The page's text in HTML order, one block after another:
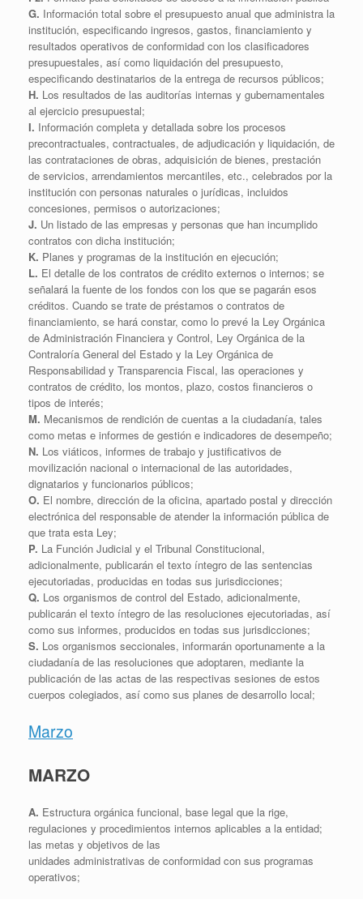
G. Información total sobre el presupuesto anual que administra la
institución, especificando ingresos, gastos, financiamiento y
resultados operativos de conformidad con los clasificadores
presupuestales, así como liquidación del presupuesto,
especificando destinatarios de la entrega de recursos públicos;
H. Los resultados de las auditorías internas y gubernamentales
al ejercicio presupuestal;
I. Información completa y detallada sobre los procesos
precontractuales, contractuales, de adjudicación y liquidación, de
las contrataciones de obras, adquisición de bienes, prestación
de servicios, arrendamientos mercantiles, etc., celebrados por la
institución con personas naturales o jurídicas, incluidos
concesiones, permisos o autorizaciones;
J. Un listado de las empresas y personas que han incumplido
contratos con dicha institución;
K. Planes y programas de la institución en ejecución;
L. El detalle de los contratos de crédito externos o internos; se
señalará la fuente de los fondos con los que se pagarán esos
créditos. Cuando se trate de préstamos o contratos de
financiamiento, se hará constar, como lo prevé la Ley Orgánica
de Administración Financiera y Control, Ley Orgánica de la
Contraloría General del Estado y la Ley Orgánica de
Responsabilidad y Transparencia Fiscal, las operaciones y
contratos de crédito, los montos, plazo, costos financieros o
tipos de interés;
M. Mecanismos de rendición de cuentas a la ciudadanía, tales
como metas e informes de gestión e indicadores de desempeño;
N. Los viáticos, informes de trabajo y justificativos de
movilización nacional o internacional de las autoridades,
dignatarios y funcionarios públicos;
O. El nombre, dirección de la oficina, apartado postal y dirección
electrónica del responsable de atender la información pública de
que trata esta Ley;
P. La Función Judicial y el Tribunal Constitucional,
adicionalmente, publicarán el texto íntegro de las sentencias
ejecutoriadas, producidas en todas sus jurisdicciones;
Q. Los organismos de control del Estado, adicionalmente,
publicarán el texto íntegro de las resoluciones ejecutoriadas, así
como sus informes, producidos en todas sus jurisdicciones;
S. Los organismos seccionales, informarán oportunamente a la
ciudadanía de las resoluciones que adoptaren, mediante la
publicación de las actas de las respectivas sesiones de estos
cuerpos colegiados, así como sus planes de desarrollo local;
Marzo
MARZO
A. Estructura orgánica funcional, base legal que la rige,
regulaciones y procedimientos internos aplicables a la entidad;
las metas y objetivos de las
unidades administrativas de conformidad con sus programas
operativos;